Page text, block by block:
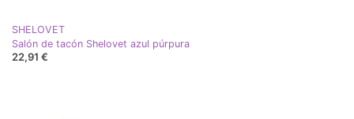
SHELOVET
Salón de tacón Shelovet azul púrpura
22,91 €